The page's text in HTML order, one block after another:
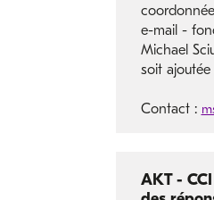
e-mail -
Michael
soit ajoutée
Contact :
AKT -